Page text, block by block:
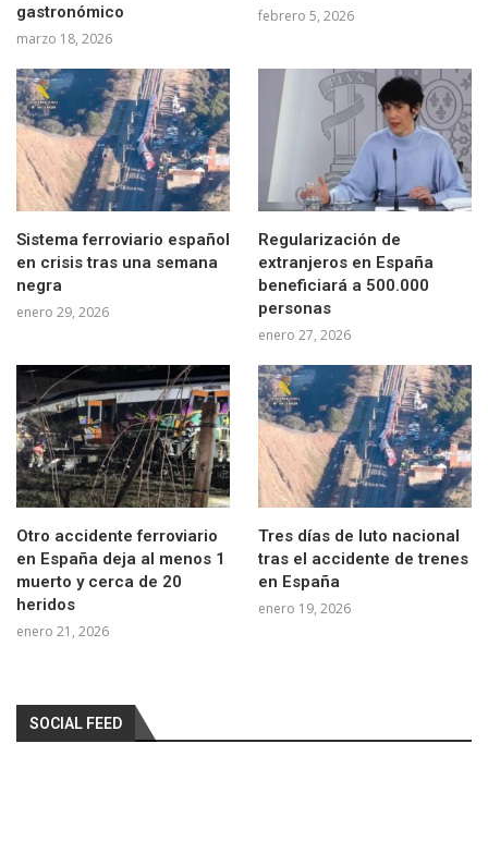
gastronómico
marzo 18, 2026
febrero 5, 2026
Sistema ferroviario español
en crisis tras una semana
negra
enero 29, 2026
Regularización de
extranjeros en España
beneficiará a 500.000
personas
enero 27, 2026
Otro accidente ferroviario
en España deja al menos 1
muerto y cerca de 20
heridos
enero 21, 2026
Tres días de luto nacional
tras el accidente de trenes
en España
enero 19, 2026
SOCIAL FEED